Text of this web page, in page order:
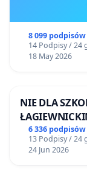
8 099 podpisów
14 Podpisy / 24
18 May 2026
NIE DLA
6 336 podpisów
13 Podpisy / 24
24 Jun 2026